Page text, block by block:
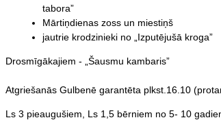
tabora”
Mārtiņdienas zoss un miestiņš
jautrie krodzinieki no „Izputējušā kroga”
Drosmīgākajiem - „Šausmu kambaris”
Atgriešanās Gulbenē garantēta plkst.16.10
Ls 3 pieaugušiem, Ls 1,5 bērniem no 5- 10